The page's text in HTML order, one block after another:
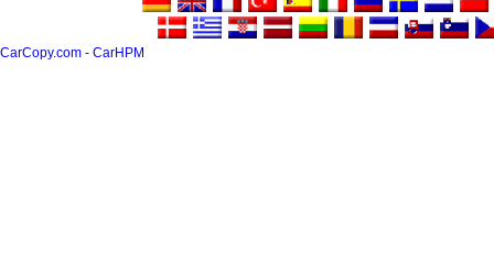
CarCopy.com - CarHPM